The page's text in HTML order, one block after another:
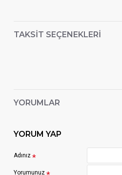
TAKSIT SEÇENEKLERI
YORUMLAR
YORUM YAP
Adınız
Yorumunuz